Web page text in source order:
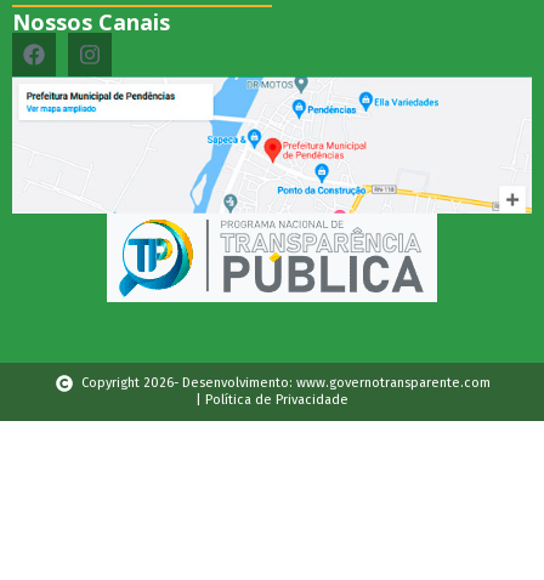
Nossos Canais
Copyright 2026- Desenvolvimento: www.governotransparente.com
| Política de Privacidade